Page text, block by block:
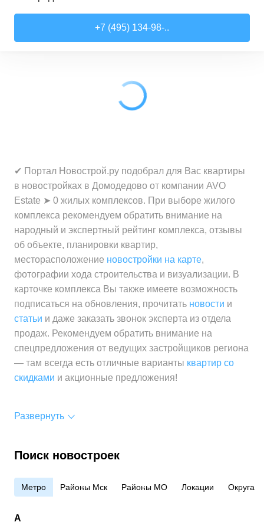
72,9 –97,93м² 12 предложений
+7 (495) 134-98-..
✔ Портал Новострой.ру подобрал для Вас квартиры
в новостройках в Домодедово от компании AVO
Estate ➤ 0 жилых комплексов. При выборе жилого
комплекса рекомендуем обратить внимание на
народный и экспертный рейтинг комплекса, отзывы
об объекте, планировки квартир,
месторасположение новостройки на карте,
фотографии хода строительства и визуализации. В
карточке комплекса Вы также имеете возможность
подписаться на обновления, прочитать новости и
статьи и даже заказать звонок эксперта из отдела
продаж. Рекомендуем обратить внимание на
спецпредложения от ведущих застройщиков региона
— там всегда есть отличные варианты квартир со
скидками и акционные предложения!
Развернуть
Поиск новостроек
Метро Районы Мск Районы МО Локации Округа
А